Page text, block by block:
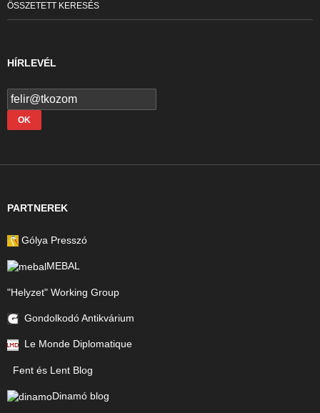
ÖSSZETETT KERESÉS
HÍRLEVÉL
PARTNEREK
Gólya Presszó
MEBAL
"Helyzet" Working Group
Gondolkodó Antikvárium
Le Monde Diplomatique
Fent és Lent Blog
Dinamó blog